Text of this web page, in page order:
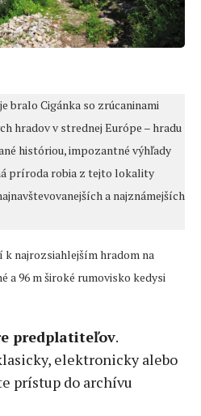
bralo Cigánka so zrúcaninami
hradov v strednej Európe – hradu
históriou, impozantné výhľady
príroda robia z tejto lokality
a najznámejších
najrozsiahlejším hradom na
a 96 m široké rumovisko kedysi
predplatiteľov.
elektronicky alebo
prístup do archívu